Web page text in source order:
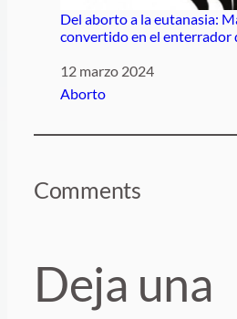
Del aborto a la eutanasia:
convertido en el enterrador
Fecha
12 marzo 2024
Respecto a
Aborto
Comments
Deja una